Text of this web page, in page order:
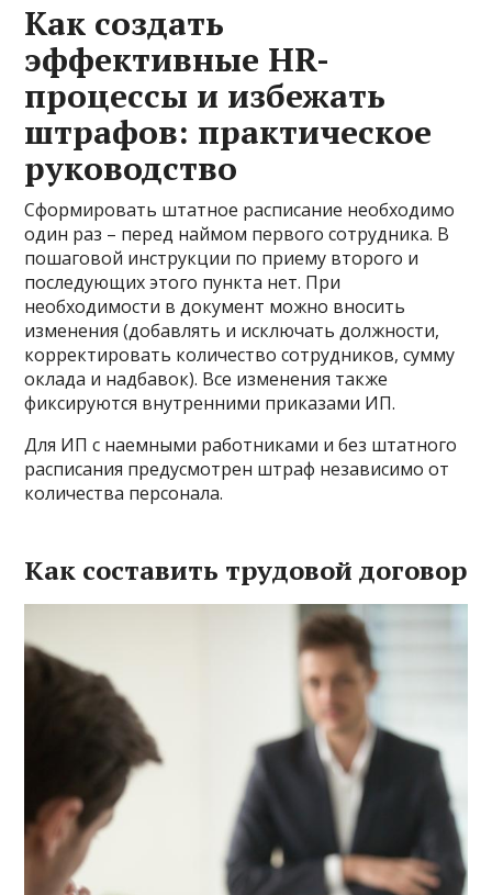
Как создать
эффективные HR-
процессы и избежать
штрафов: практическое
руководство
Сформировать штатное расписание необходимо
один раз – перед наймом первого сотрудника. В
пошаговой инструкции по приему второго и
последующих этого пункта нет. При
необходимости в документ можно вносить
изменения (добавлять и исключать должности,
корректировать количество сотрудников, сумму
оклада и надбавок). Все изменения также
фиксируются внутренними приказами ИП.
Для ИП с наемными работниками и без штатного
расписания предусмотрен штраф независимо от
количества персонала.
Как составить трудовой договор